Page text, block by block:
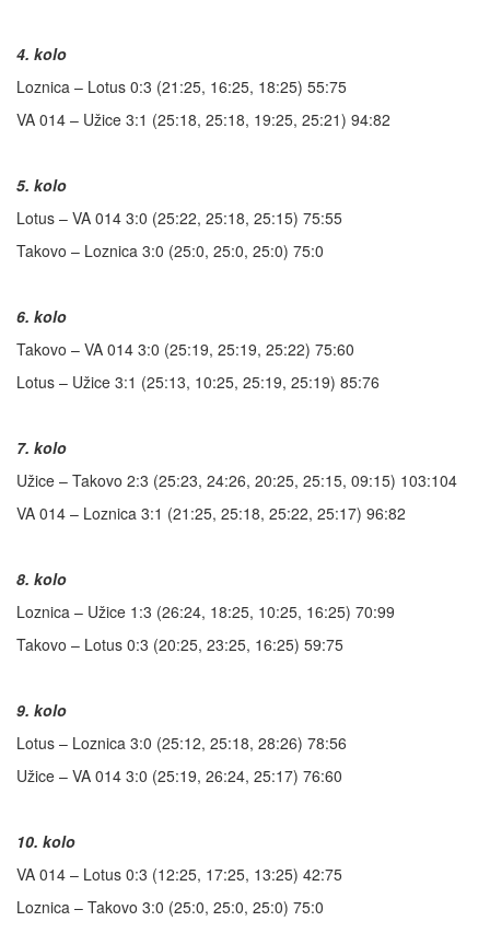
4. kolo
Loznica – Lotus 0:3 (21:25, 16:25, 18:25) 55:75
VA 014 – Užice 3:1 (25:18, 25:18, 19:25, 25:21) 94:82
5. kolo
Lotus – VA 014 3:0 (25:22, 25:18, 25:15) 75:55
Takovo – Loznica 3:0 (25:0, 25:0, 25:0) 75:0
6. kolo
Takovo – VA 014 3:0 (25:19, 25:19, 25:22) 75:60
Lotus – Užice 3:1 (25:13, 10:25, 25:19, 25:19) 85:76
7. kolo
Užice – Takovo 2:3 (25:23, 24:26, 20:25, 25:15, 09:15) 103:104
VA 014 – Loznica 3:1 (21:25, 25:18, 25:22, 25:17) 96:82
8. kolo
Loznica – Užice 1:3 (26:24, 18:25, 10:25, 16:25) 70:99
Takovo – Lotus 0:3 (20:25, 23:25, 16:25) 59:75
9. kolo
Lotus – Loznica 3:0 (25:12, 25:18, 28:26) 78:56
Užice – VA 014 3:0 (25:19, 26:24, 25:17) 76:60
10. kolo
VA 014 – Lotus 0:3 (12:25, 17:25, 13:25) 42:75
Loznica – Takovo 3:0 (25:0, 25:0, 25:0) 75:0